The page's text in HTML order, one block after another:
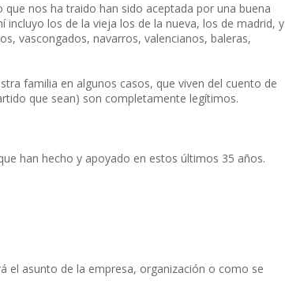
nos ha traido han sido aceptada por una buena
los de la vieja los de la nueva, los de madrid, y
vascongados, navarros, valencianos, baleras,
familia en algunos casos, que viven del cuento de
que sean) son completamente legítimos.
han hecho y apoyado en estos últimos 35 años.
el asunto de la empresa, organización o como se